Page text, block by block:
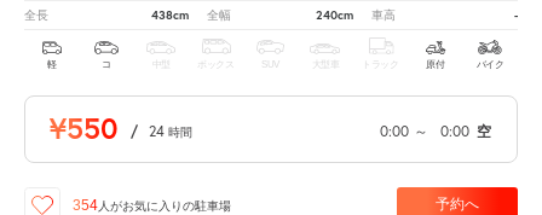
全長 438cm 全幅 240cm 車高 -
軽 コ 中型 ボックス SUV 大型車 トラック 原付 バイク
¥550 / 24 時間 0:00 ～ 0:00 空
354 人がお気に入りの駐車場 予約へ